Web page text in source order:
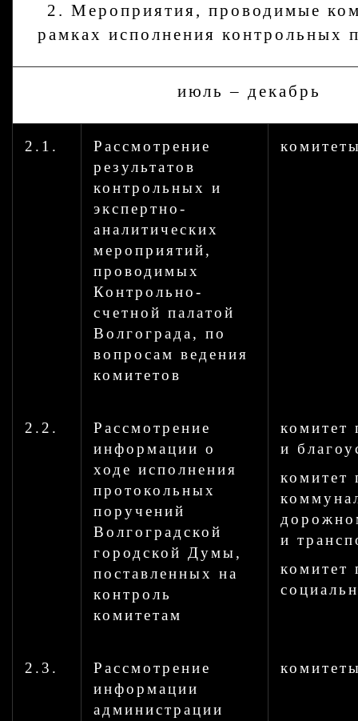
2. Мероприятия, проводимые
рамках исполнения контрольных
июль – декабрь
2.1.
Рассмотрение
результатов
контрольных и
экспертно-
аналитических
мероприятий,
проводимых
Контрольно-
счетной палатой
Волгограда, по
вопросам ведения
комитетов
2.2.
Рассмотрение
информации о
ходе исполнения
протокольных
поручений
Волгоградской
городской Думы,
поставленных на
контроль
комитетам
комитет
и
и
комитет
2.3.
Рассмотрение
информации
администрации